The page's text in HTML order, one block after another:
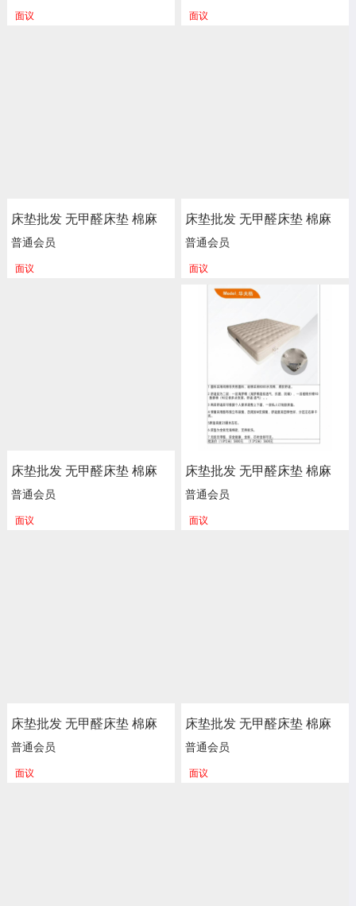
面议 面议
床垫批发 无甲醛床垫 棉麻
海绵 弹簧床垫 新楷琦家具
普通会员
面议
床垫批发 无甲醛床垫 棉麻
海绵 弹簧床垫 新楷琦家具
普通会员
面议
床垫批发 无甲醛床垫 棉麻
海绵 弹簧床垫 新楷琦家具
普通会员
面议
床垫批发 无甲醛床垫 棉麻
海绵 弹簧床垫 新楷琦家具
普通会员
面议
床垫批发 无甲醛床垫 棉麻
海绵 弹簧床垫 新楷琦家具
普通会员
面议
床垫批发 无甲醛床垫 棉麻
海绵 弹簧床垫 新楷琦家具
普通会员
面议